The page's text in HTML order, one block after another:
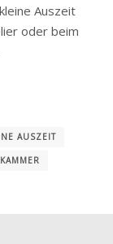
Auszeit
oder beim
AUSZEIT